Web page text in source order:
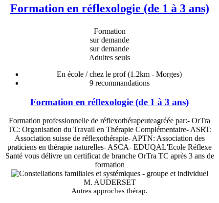
Formation en réflexologie (de 1 à 3 ans)
Formation
sur demande
sur demande
Adultes seuls
En école / chez le prof(1.2km - Morges)
9recommandations
Formation en réflexologie (de 1 à 3 ans)
Formation professionnelle de réflexothérapeuteagréée par:- OrTra
TC: Organisation du Travail en Thérapie Complémentaire- ASRT:
Association suisse de réflexothérapie- APTN: Association des
praticiens en thérapie naturelles- ASCA- EDUQAL'Ecole Réflexe
Santé vous délivre un certificat de branche OrTra TC après 3 ans de
formation
M. AUDERSET
Autres approches thérap.